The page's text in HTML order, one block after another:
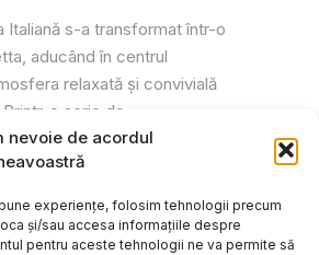
nevoie de acordul
experiențe, folosim tehnologii precum
și/sau accesa informațiile despre
pentru aceste tehnologii ne va permite să
Italiană s-a transformat într-o
aducând în centrul
relaxată și convivială
o serie de...